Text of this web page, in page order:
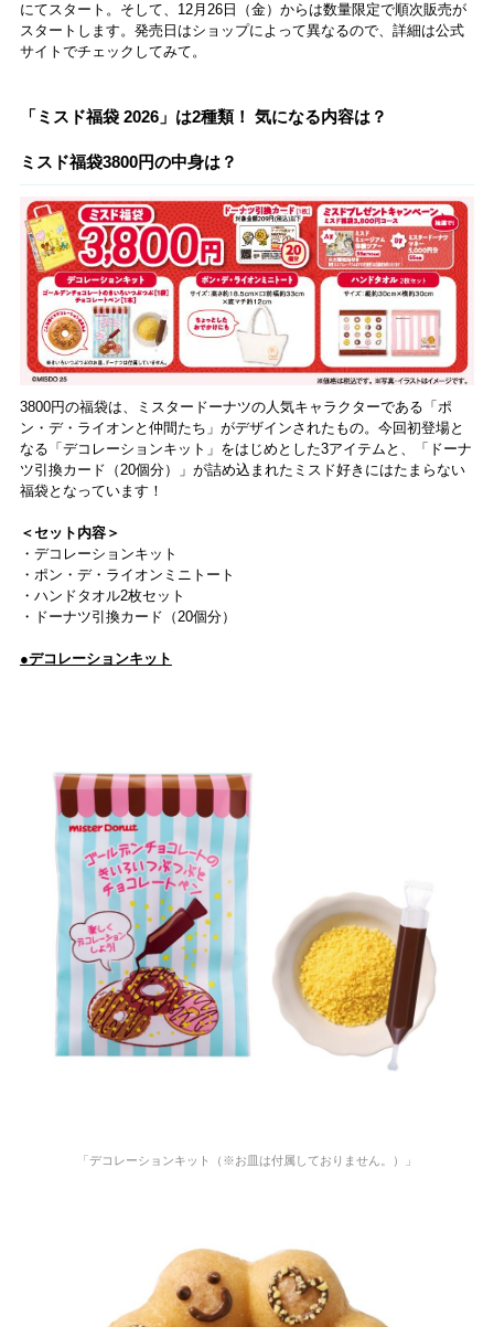
にてスタート。そして、12月26日（金）からは数量限定で順次販売が
スタートします。発売日はショップによって異なるので、詳細は公式
サイトでチェックしてみて。
「ミスド福袋 2026」は2種類！ 気になる内容は？
ミスド福袋3800円の中身は？
3800円の福袋は、ミスタードーナツの人気キャラクターである「ポ
ン・デ・ライオンと仲間たち」がデザインされたもの。今回初登場と
なる「デコレーションキット」をはじめとした3アイテムと、「ドーナ
ツ引換カード（20個分）」が詰め込まれたミスド好きにはたまらない
福袋となっています！
＜セット内容＞
・デコレーションキット
・ポン・デ・ライオンミニトート
・ハンドタオル2枚セット
・ドーナツ引換カード（20個分）
●デコレーションキット
「デコレーションキット（※お皿は付属しておりません。）」